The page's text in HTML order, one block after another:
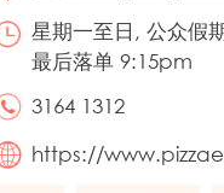
星期一至日, 公众假
最后落单 9:15pm
3164 1312
https://